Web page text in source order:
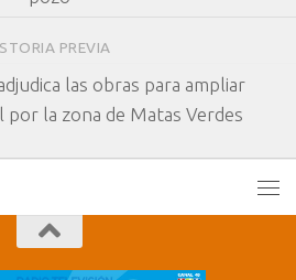
PREVIA
las obras para ampliar
la zona de Matas Verdes